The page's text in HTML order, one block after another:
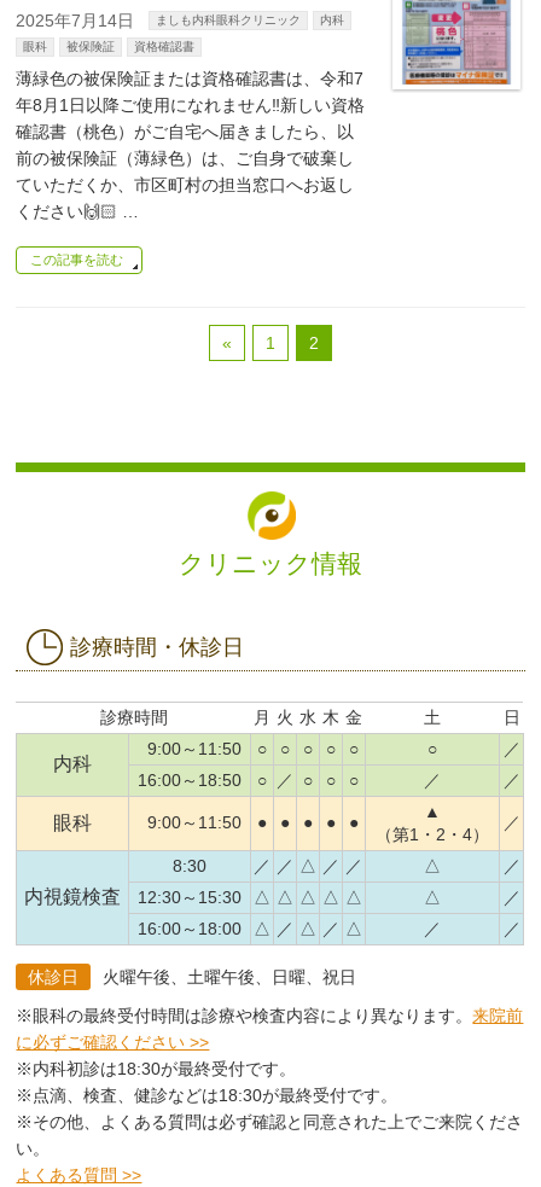
2025年7月14日 ましも内科眼科クリニック
内科
眼科
被保険証 資格確認書
薄緑色の被保険証または資格確認書は、令和7
年8月1日以降ご使用になれません‼️新しい資格
確認書（桃色）がご自宅へ届きましたら、以
前の被保険証（薄緑色）は、ご自身で破棄し
ていただくか、市区町村の担当窓口へお返し
ください🙌🏻 …
この記事を読む
« 1 2
クリニック情報
診療時間・休診日
診療時間 月 火 水 木 金 土 日
内科
9:00～11:50 ○ ○ ○ ○ ○ ○
／
16:00～18:50
○ ／ ○ ○ ○ ／ ／
眼科 9:00～11:50 ● ● ● ● ●
▲
（第1・2・4）
／
内視鏡検査
8:30 ／ ／ △ ／ ／ △
／
12:30～15:30
△ △ △ △ △ △
／
16:00～18:00
△ ／ △ ／ △ ／ ／
休診日
火曜午後、土曜午後、日曜、祝日
※眼科の最終受付時間は診療や検査内容により異なります。来院前
に必ずご確認ください >>
※内科初診は18:30が最終受付です。
※点滴、検査、健診などは18:30が最終受付です。
※その他、よくある質問は必ず確認と同意された上でご来院くださ
い。
よくある質問 >>